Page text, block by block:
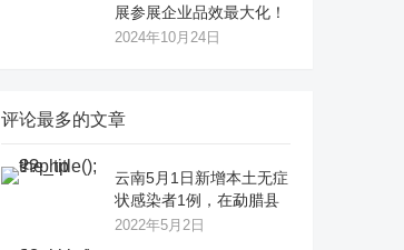
展参展企业品效最大化！
2024年10月24日
评论最多的文章
云南5月1日新增本土无症
状感染者1例，在勐腊县
2022年5月2日